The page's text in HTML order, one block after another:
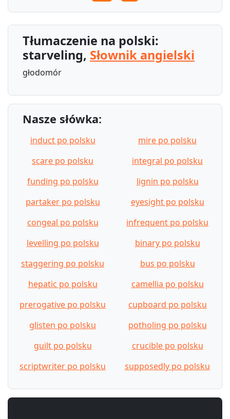
Tłumaczenie na polski:
starveling, Słownik angielski
głodomór
Nasze słówka:
induct po polsku
mire po polsku
scare po polsku
integral po polsku
funding po polsku
lignin po polsku
partaker po polsku
eyesight po polsku
congeal po polsku
infrequent po polsku
levelling po polsku
binary po polsku
staggering po polsku
bus po polsku
hepatic po polsku
camellia po polsku
prerogative po polsku
cupboard po polsku
glisten po polsku
potholing po polsku
guilt po polsku
crucible po polsku
scriptwriter po polsku
supposedly po polsku